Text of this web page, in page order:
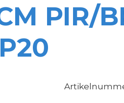
PIR/